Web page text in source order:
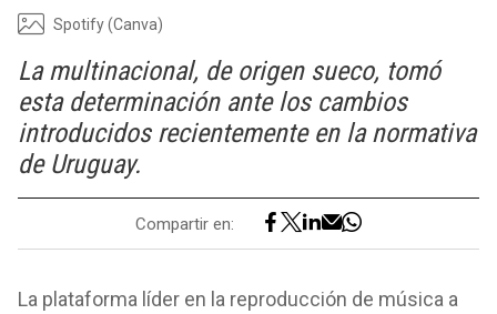
Spotify (Canva)
La multinacional, de origen sueco, tomó
esta determinación ante los cambios
introducidos recientemente en la normativa
de Uruguay.
Compartir en:
La plataforma líder en la reproducción de música a